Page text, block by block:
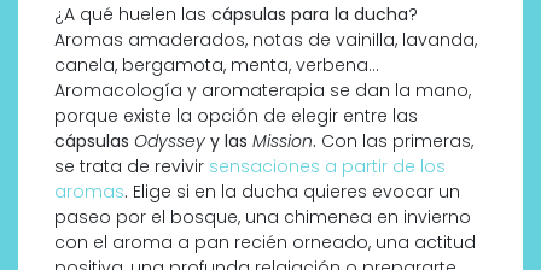
¿A qué huelen las cápsulas para la ducha?
Aromas amaderados, notas de vainilla, lavanda,
canela, bergamota, menta, verbena…
Aromacología y aromaterapia se dan la mano,
porque existe la opción de elegir entre las
cápsulas Odyssey y las Mission. Con las primeras,
se trata de revivir sensaciones a partir de los
aromas. Elige si en la ducha quieres evocar un
paseo por el bosque, una chimenea en invierno
con el aroma a pan recién orneado, una actitud